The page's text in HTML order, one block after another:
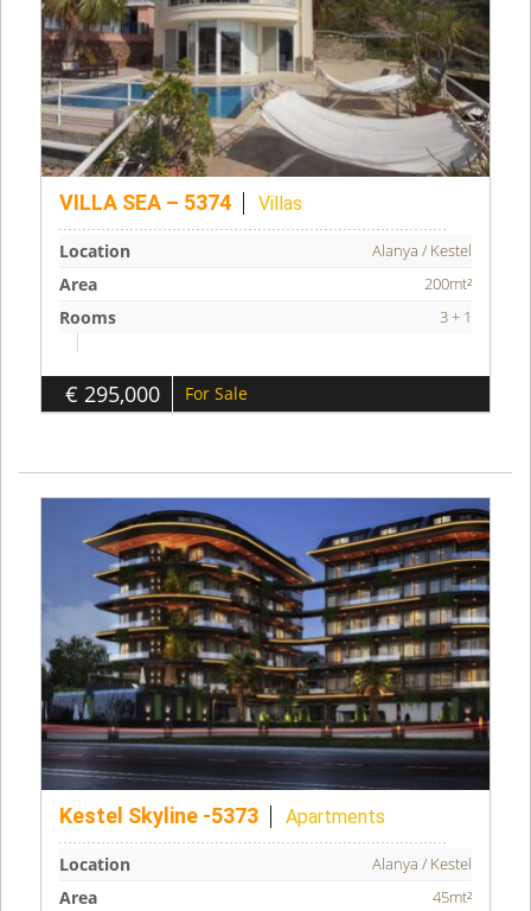
VILLA SEA – 5374 Villas
Location Alanya / Kestel
Area 200mt²
Rooms 3 + 1
€ 295,000 For Sale
Kestel Skyline -5373 Apartments
Location Alanya / Kestel
Area 45mt²